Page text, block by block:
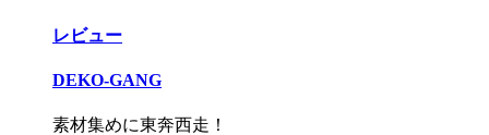
レビュー
DEKO-GANG
素材集めに東奔西走！